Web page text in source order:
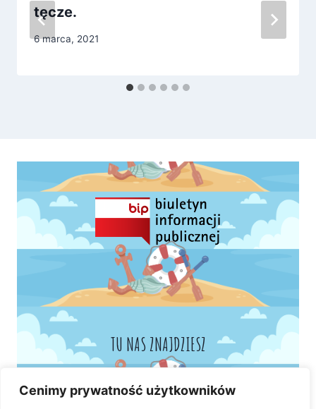
Cenimy prywatność użytkowników
tęcze.
6 marca, 2021
TU NAS ZNAJDZIESZ